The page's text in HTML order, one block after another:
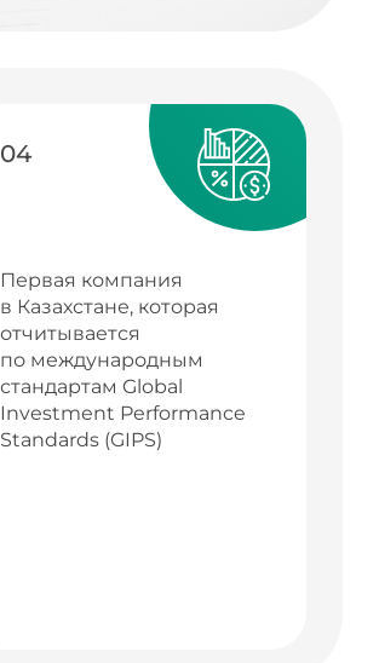
04
в Казахстане, которая
отчитывается
по международным
стандартам Global
Investment Performance
Standards (GIPS)